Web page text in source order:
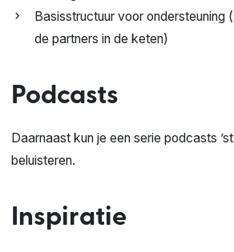
Basisstructuur voor ondersteuning
de partners in de keten)
Podcasts
Daarnaast kun je een serie podcasts
beluisteren.
Inspiratie